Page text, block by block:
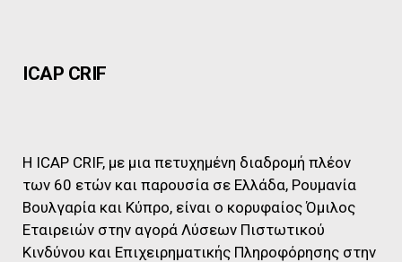
ICAP CRIF
Η ICAP CRIF, με μια πετυχημένη διαδρομή πλέον
των 60 ετών και παρουσία σε Ελλάδα, Ρουμανία
Βουλγαρία και Κύπρο, είναι ο κορυφαίος Όμιλος
Εταιρειών στην αγορά Λύσεων Πιστωτικού
Κινδύνου και Επιχειρηματικής Πληροφόρησης στην